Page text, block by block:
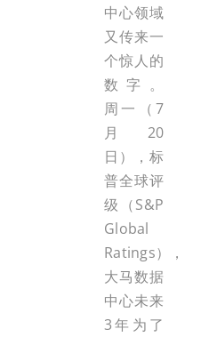
中心领域
又传来一
个惊人的
数字。
周一（7
月20
日），标
普全球评
级（S&P
Global
Ratings），
大马数据
中心未来
3年为了